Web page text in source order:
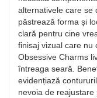
alternativele care se
păstrează forma și
clară pentru cine
finisaj vizual care nu
Obsessive Charms
întreaga seară.
evidențiază
nevoia de